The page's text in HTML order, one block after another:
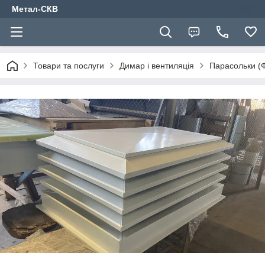
Метал-СКВ
Товари та послуги Димар і вентиляція Парасольки